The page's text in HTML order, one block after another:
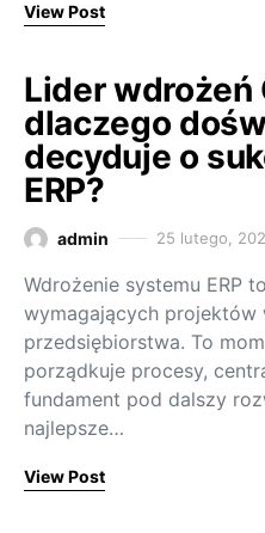
View Post
Lider wdrożeń
dlaczego
decyduje o
ERP?
admin 25 lutego,
Wdrożenie systemu ERP
wymagających projektów
przedsiębiorstwa. To
porządkuje procesy,
fundament pod dalszy
najlepsze…
View Post